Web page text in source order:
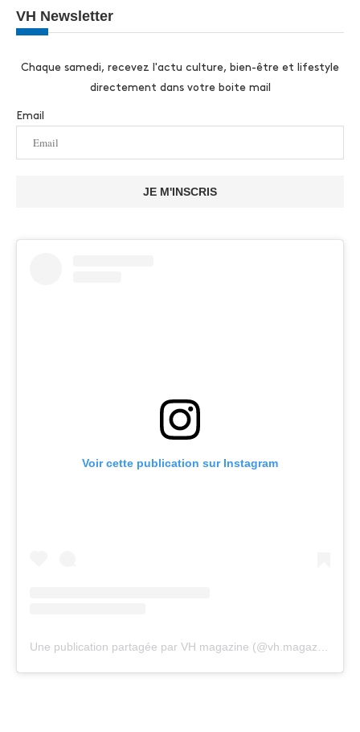
VH Newsletter
Chaque samedi, recevez l'actu culture, bien-être et lifestyle
directement dans votre boite mail
Email
JE M'INSCRIS
Voir cette publication sur Instagram